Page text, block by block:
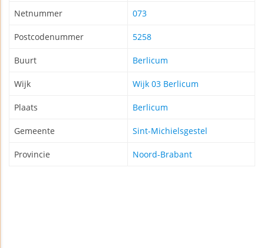
Netnummer 073
Postcodenummer 5258
Buurt Berlicum
Wijk Wijk 03 Berlicum
Plaats Berlicum
Gemeente Sint-Michielsgestel
Provincie Noord-Brabant